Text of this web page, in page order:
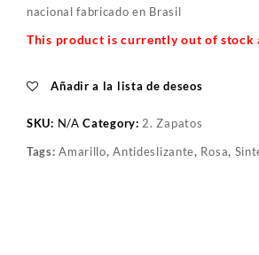
nacional fabricado en Brasil
This product is currently out of stock
Añadir a la lista de deseos
SKU: N/A Category: 2. Zapatos
Tags:Amarillo,Antideslizante, Rosa,